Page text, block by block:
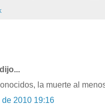
dijo...
la muerte al
de 2010 19:16